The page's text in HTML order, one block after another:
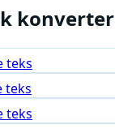
konverter
teks
teks
teks